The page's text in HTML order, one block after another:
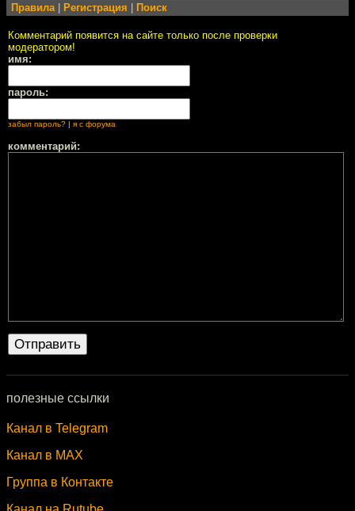
Правила| Регистрация Поиск
Комментарий появится на сайте только после проверки
модератором!
имя:
пароль:
забыл пароль? я с форума
комментарий:
полезные ссылки
Канал в Telegram
Канал в MAX
Группа в Контакте